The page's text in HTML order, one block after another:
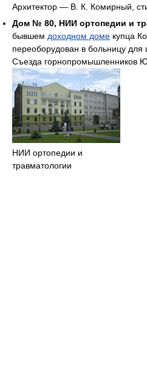
Архитектор — В. К. Комирный,
Дом № 80, НИИ ортопедии и
бывшем доходном доме купца
переоборудован в больницу для
Съезда горнопромышленников
НИИ ортопедии и
травматологии